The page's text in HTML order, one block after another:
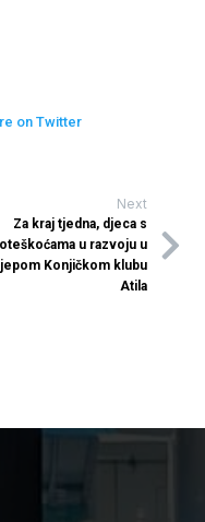
on Twitter
Next
Za kraj tjedna, djeca s
u razvoju u
Konjičkom klubu
Atila